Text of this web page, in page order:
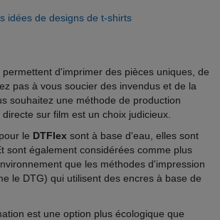
idées de designs de t-shirts
d'imprimer des pièces uniques, de
pas à vous soucier des invendus et de la
souhaitez une méthode de production
sur film est un choix judicieux.
le DTFlex sont à base d'eau, elles sont
sont également considérées comme plus
que les méthodes d'impression
le DTG) qui utilisent des encres à base de
est une option plus écologique que